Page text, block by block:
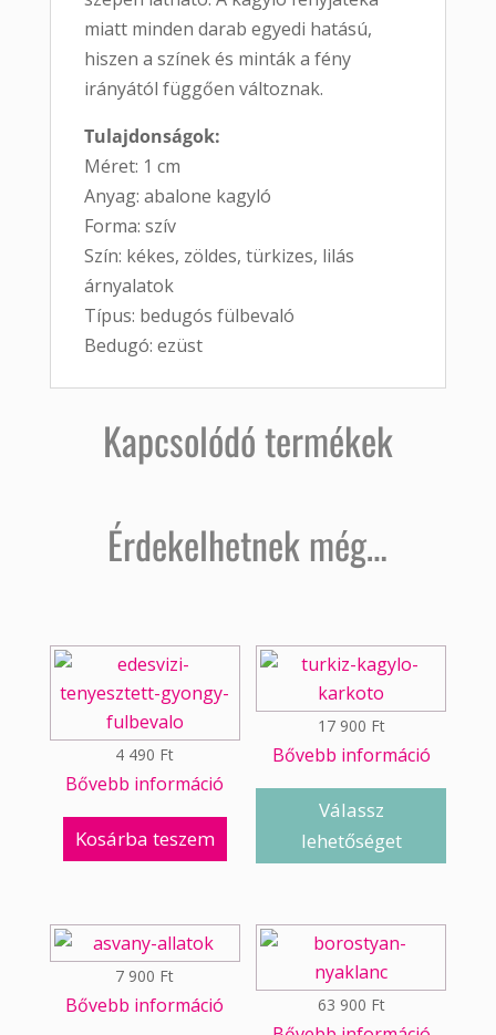
miatt minden darab egyedi hatású,
hiszen a színek és minták a fény
irányától függően változnak.
Tulajdonságok:
Méret: 1 cm
Anyag: abalone kagyló
Forma: szív
Szín: kékes, zöldes, türkizes, lilás
árnyalatok
Típus: bedugós fülbevaló
Bedugó: ezüst
Kapcsolódó termékek
Érdekelhetnek még…
4 490 Ft
Bővebb információ
Kosárba teszem
17 900 Ft
Bővebb információ
Válassz
lehetőséget
7 900 Ft
Bővebb információ 63 900 Ft